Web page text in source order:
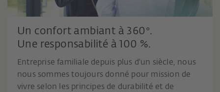
agissons sur la base de valeurs communes.
Un confort ambiant à 360°.
Une responsabilité à 100 %.
Entreprise familiale depuis plus d'un siècle, nous
nous sommes toujours donné pour mission de
vivre selon les principes de durabilité et de